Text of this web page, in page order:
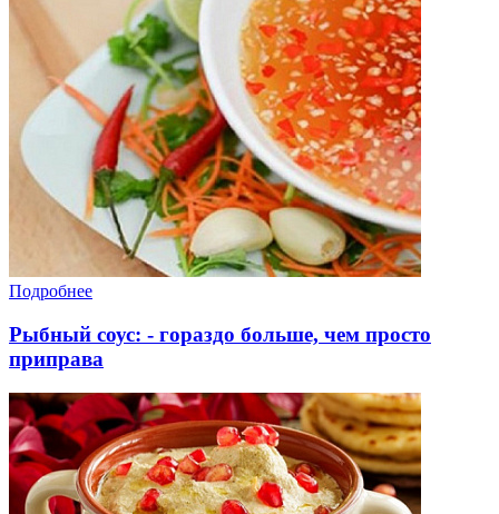
Подробнее
Рыбный соус: - гораздо больше, чем просто
приправа